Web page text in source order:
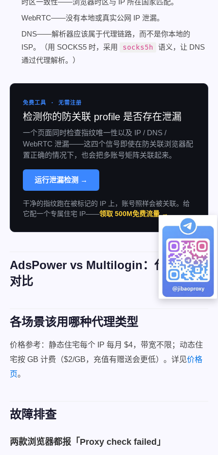
时区一致性——浏览器时区与 IP 所在国家匹配。
WebRTC——没有本地或真实公网 IP 泄漏。
DNS——解析器应该属于代理链路，而不是你本地的
ISP。（用 SOCKS5 时，采用
socks5h
语义，让 DNS
通过代理解析。）
免费工具 · 无需注册
检测你的防关联 profile 是否存在泄漏
一个页面同时检查指纹唯一性以及 IP / DNS /
WebRTC 泄漏——这四个信号即使在防关联浏览器配
置正确的情况下，也会把多账号矩阵关联起来。
运行泄漏检测 →
干净的指纹跑在被标记的 IP 上，账号照样会被关联。给
它配一个专属住宅 IP——领取 500M免费流量 →
AdsPower vs Multilogin：代理处理
对比
各场景该用哪种代理类型
价格参考：静态住宅每个 IP 每月 $4，带宽不限；动态住
宅按 GB 计费（$2/GB，充值有赠送会更低）。详见价格
页。
故障排查
两款浏览器都报「Proxy check failed」